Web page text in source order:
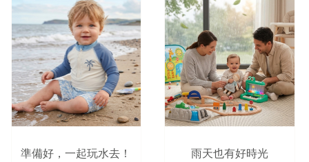
準備好，一起玩水去！ 雨天也有好時光